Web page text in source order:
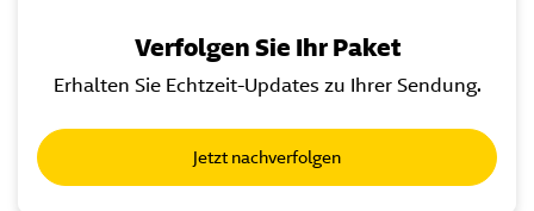
Verfolgen Sie Ihr Paket
Erhalten Sie Echtzeit-Updates zu Ihrer Sendung.
Jetzt nachverfolgen